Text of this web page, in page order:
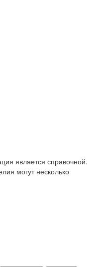
является справочной.
могут несколько